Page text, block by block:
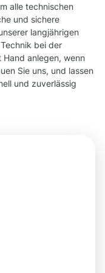
alle technischen
und sichere
langjährigen
bei der
Hand anlegen, wenn
Sie uns, und lassen
und zuverlässig